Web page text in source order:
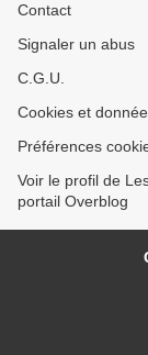
Contact
Signaler un abus
C.G.U.
Cookies et
Préférences
Voir le profil de
portail Overblog